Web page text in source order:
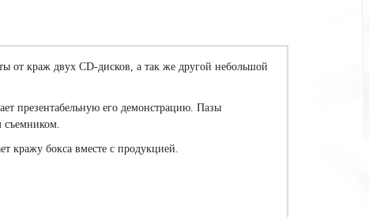
от краж двух CD-дисков, а так же другой небольшой
презентабельную его демонстрацию. Пазы
съемником.
кражу бокса вместе с продукцией.